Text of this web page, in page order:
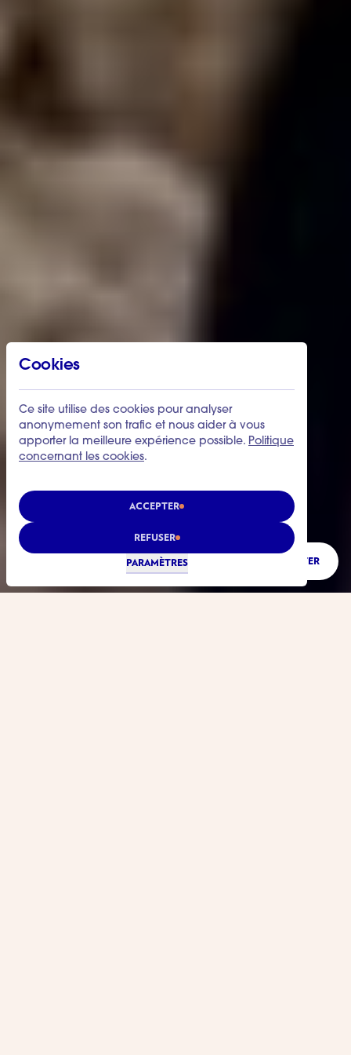
Cookies
Ce site utilise des cookies pour analyser
anonymement son trafic et nous aider à vous
apporter la meilleure expérience possible. Politique
concernant les cookies.
ACCEPTER
REFUSER
PARAMÈTRES ÉCOUTER